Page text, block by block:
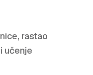
rastao
učenje